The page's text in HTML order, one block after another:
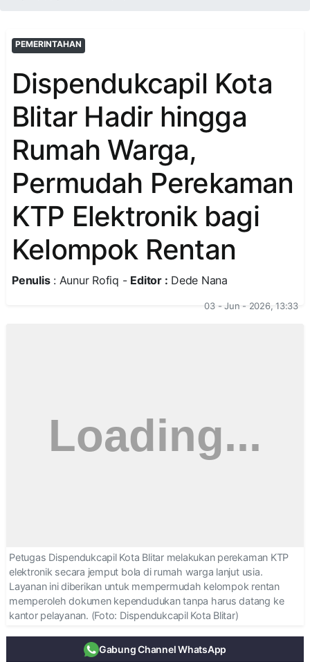
PEMERINTAHAN
Dispendukcapil Kota
Blitar Hadir hingga
Rumah Warga,
Permudah Perekaman
KTP Elektronik bagi
Kelompok Rentan
Penulis: Aunur Rofiq - Editor : Dede Nana
03 - Jun - 2026, 13:33
Petugas Dispendukcapil Kota Blitar melakukan perekaman KTP
elektronik secara jemput bola di rumah warga lanjut usia.
Layanan ini diberikan untuk mempermudah kelompok rentan
memperoleh dokumen kependudukan tanpa harus datang ke
kantor pelayanan. (Foto: Dispendukcapil Kota Blitar)
Gabung Channel WhatsApp